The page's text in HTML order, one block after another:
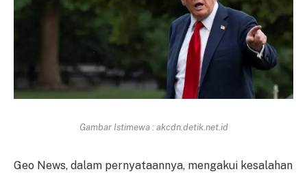
Gambar Istimewa : akcdn.detik.net.id
Geo News, dalam pernyataannya, mengakui kesalahan